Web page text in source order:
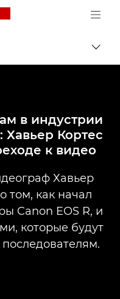
Canon Logo, back to
в индустрии
Кортес
к видео
Хавьер
том, как начал
Canon EOS R, и
которые будут